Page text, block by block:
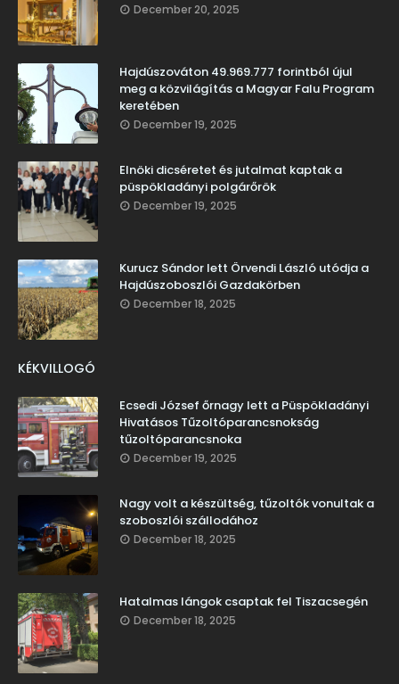
December 20, 2025
Hajdúszováton 49.969.777 forintból újul
meg a közvilágítás a Magyar Falu Program
keretében
December 19, 2025
Elnöki dicséretet és jutalmat kaptak a
püspökladányi polgárőrök
December 19, 2025
Kurucz Sándor lett Örvendi László utódja a
Hajdúszoboszlói Gazdakörben
December 18, 2025
KÉKVILLOGÓ
Ecsedi József őrnagy lett a Püspökladányi
Hivatásos Tűzoltóparancsnokság
tűzoltóparancsnoka
December 19, 2025
Nagy volt a készültség, tűzoltók vonultak a
szoboszlói szállodához
December 18, 2025
Hatalmas lángok csaptak fel Tiszacsegén
December 18, 2025